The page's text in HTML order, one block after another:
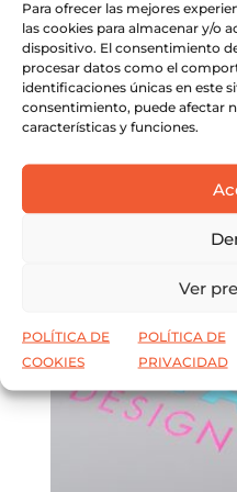
Para ofrecer las mejores
las cookies para almacenar y/o
dispositivo. El consentimiento
procesar datos como el
identificaciones únicas en este
consentimiento, puede afectar
características y funciones.
Ver
POLÍTICA DE
COOKIES
POLÍTICA DE
PRIVACIDAD
SELECCIONAR